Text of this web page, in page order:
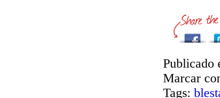
Publicado
Marcar
Tags: